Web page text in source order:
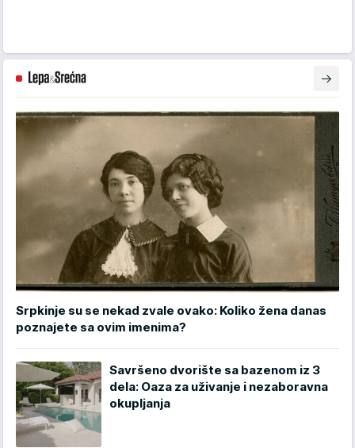
Srpkinje su se nekad zvale ovako: Koliko žena danas
poznajete sa ovim imenima?
Savršeno dvorište sa bazenom iz 3
dela: Oaza za uživanje i nezaboravna
okupljanja